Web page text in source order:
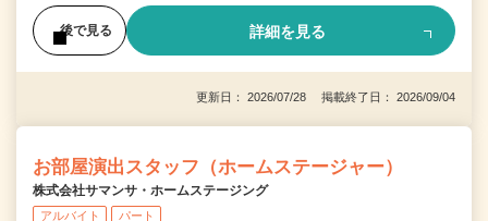
後で見る 詳細を見る
更新日： 2026/07/28 掲載終了日： 2026/09/04
お部屋演出スタッフ（ホームステージャー）
株式会社サマンサ・ホームステージング
アルバイト パート